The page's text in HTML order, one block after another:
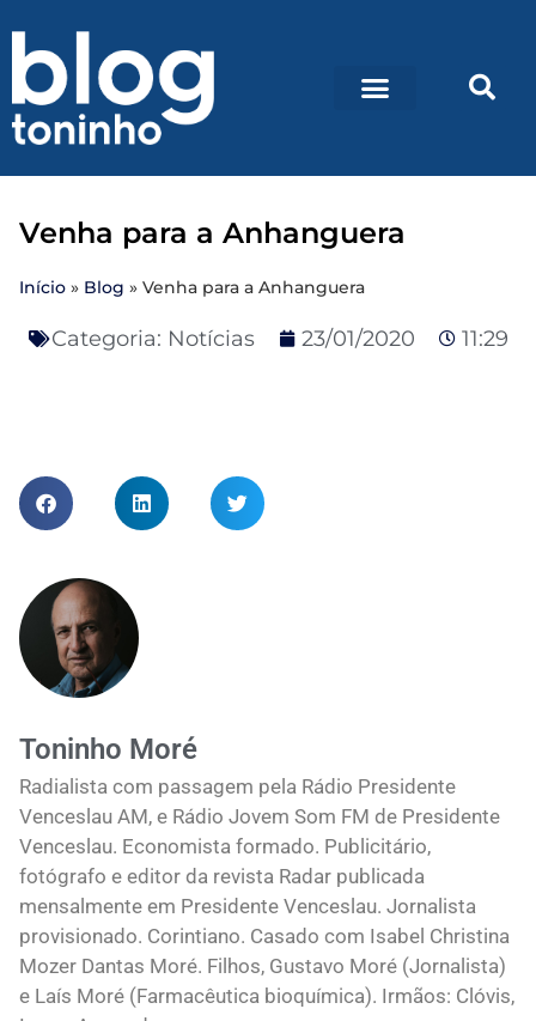
Venha para a Anhanguera
Início » Blog » Venha para a Anhanguera
Categoria: Notícias 23/01/2020 11:29
Toninho Moré
Radialista com passagem pela Rádio Presidente
Venceslau AM, e Rádio Jovem Som FM de Presidente
Venceslau. Economista formado. Publicitário,
fotógrafo e editor da revista Radar publicada
mensalmente em Presidente Venceslau. Jornalista
provisionado. Corintiano. Casado com Isabel Christina
Mozer Dantas Moré. Filhos, Gustavo Moré (Jornalista)
e Laís Moré (Farmacêutica bioquímica). Irmãos: Clóvis,